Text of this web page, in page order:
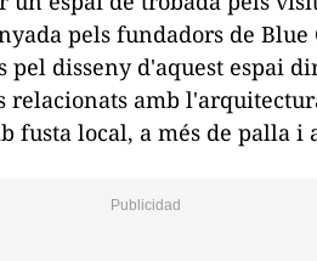
pels fundadors de Blue
pel disseny d'aquest espai
amb
fusta local, a més de palla i